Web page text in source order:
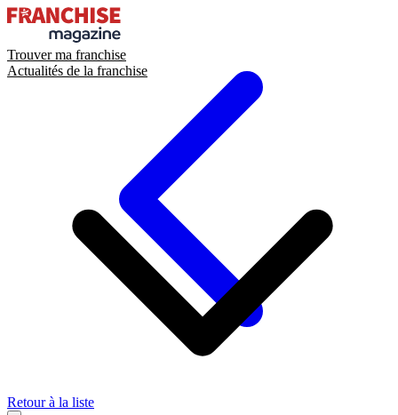
Trouver ma franchise
Actualités de la franchise
Retour à la liste